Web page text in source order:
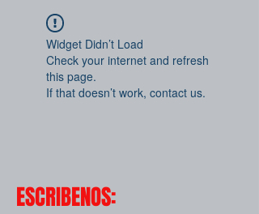
Widget Didn’t Load
Check your internet and refresh
this page.
If that doesn’t work, contact us.
ESCRIBENOS: